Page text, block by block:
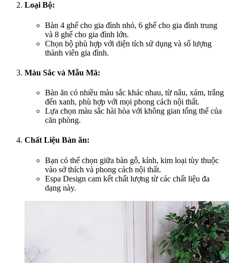
Loại Bộ:
Bàn 4 ghế cho gia đình nhỏ, 6 ghế cho gia đình trung
và 8 ghế cho gia đình lớn.
Chọn bộ phù hợp với diện tích sử dụng và số lượng
thành viên gia đình.
Màu Sắc và Mẫu Mã:
Bàn ăn có nhiều màu sắc khác nhau, từ nâu, xám, trắng
đến xanh, phù hợp với mọi phong cách nội thất.
Lựa chọn màu sắc hài hòa với không gian tổng thể của
căn phòng.
Chất Liệu Bàn ăn:
Bạn có thể chọn giữa bàn gỗ, kính, kim loại tùy thuộc
vào sở thích và phong cách nội thất.
Espa Design cam kết chất lượng từ các chất liệu đa
dạng này.